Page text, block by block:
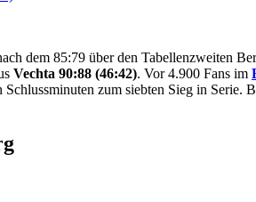
dem 85:79 über den Tabellenzweiten
Vechta 90:88 (46:42). Vor 4.900 Fans im
zum siebten Sieg in Serie.